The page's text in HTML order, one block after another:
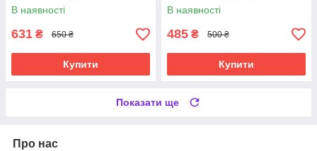
В наявності
631 ₴ 650 ₴
Купити
В наявності
485 ₴ 500 ₴
Купити
Показати ще
Про нас